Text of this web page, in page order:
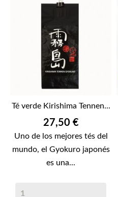
Té verde Kirishima Tennen...
Precio
27,50 €
Uno de los mejores tés del
mundo, el Gyokuro japonés
es una...